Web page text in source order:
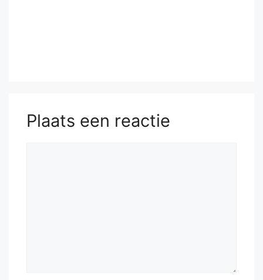
Plaats een reactie